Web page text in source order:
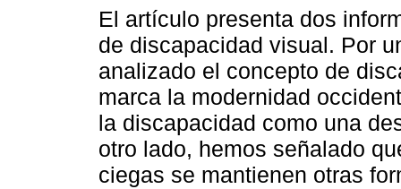
El artículo presenta dos
de discapacidad visual. Por
analizado el concepto de
marca la modernidad
la discapacidad como una
otro lado, hemos señalado
ciegas se mantienen otras